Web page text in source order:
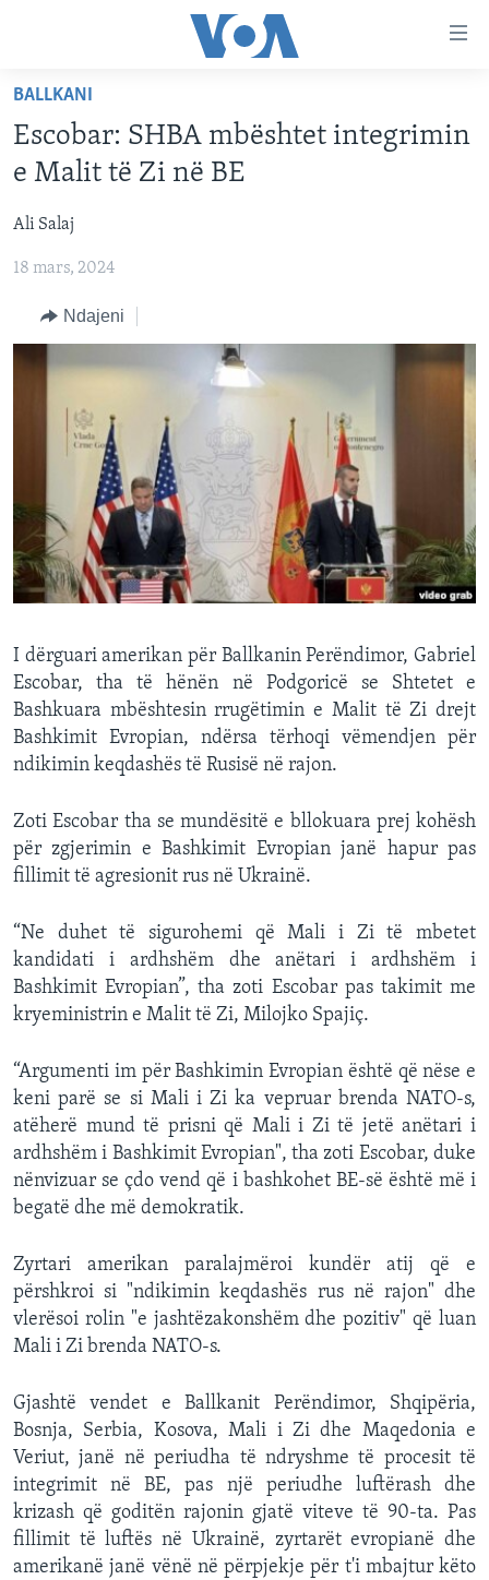
faqen
kryesore
Kalo
tek
faqja
kryesore
Kalo
kërkimi
FAQJA KRYESORE
KATEGORITË
BALLKANI
EVROPA
BOTA
SHKENCË DHE TEKNOLOGJI
SHËNDETËSI
INTERVISTA
DITARI
FOLLOW US
Gjuhët
BALLKANI
Escobar: SHBA mbështet integrimin
e Malit të Zi në BE
Ali Salaj
18 mars, 2024
Ndajeni
I dërguari amerikan për Ballkanin Perëndimor, Gabriel
Escobar, tha të hënën në Podgoricë se Shtetet e
Bashkuara mbështesin rrugëtimin e Malit të Zi drejt
Bashkimit Evropian, ndërsa tërhoqi vëmendjen për
ndikimin keqdashës të Rusisë në rajon.
Zoti Escobar tha se mundësitë e bllokuara prej kohësh
për zgjerimin e Bashkimit Evropian janë hapur pas
fillimit të agresionit rus në Ukrainë.
“Ne duhet të sigurohemi që Mali i Zi të mbetet
kandidati i ardhshëm dhe anëtari i ardhshëm i
Bashkimit Evropian”, tha zoti Escobar pas takimit me
kryeministrin e Malit të Zi, Milojko Spajiç.
“Argumenti im për Bashkimin Evropian është që nëse e
keni parë se si Mali i Zi ka vepruar brenda NATO-s,
atëherë mund të prisni që Mali i Zi të jetë anëtari i
ardhshëm i Bashkimit Evropian", tha zoti Escobar, duke
nënvizuar se çdo vend që i bashkohet BE-së është më i
begatë dhe më demokratik.
Zyrtari amerikan paralajmëroi kundër atij që e
përshkroi si "ndikimin keqdashës rus në rajon" dhe
vlerësoi rolin "e jashtëzakonshëm dhe pozitiv" që luan
Mali i Zi brenda NATO-s.
Gjashtë vendet e Ballkanit Perëndimor, Shqipëria,
Bosnja, Serbia, Kosova, Mali i Zi dhe Maqedonia e
Veriut, janë në periudha të ndryshme të procesit të
integrimit në BE, pas një periudhe luftërash dhe
krizash që goditën rajonin gjatë viteve të 90-ta. Pas
fillimit të luftës në Ukrainë, zyrtarët evropianë dhe
amerikanë janë vënë në përpjekje për t'i mbajtur këto